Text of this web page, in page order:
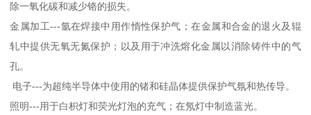
除一氧化碳和减少铬的损失。
金属加工---氩在焊接中用作惰性保护气；在金属和合金的退火及辊
轧中提供无氧无氮保护；以及用于冲洗熔化金属以消除铸件中的气
孔。
电子---为超纯半导体中使用的锗和硅晶体提供保护气氛和热传导。
照明---用于白枳灯和荧光灯泡的充气；在氖灯中制造蓝光。